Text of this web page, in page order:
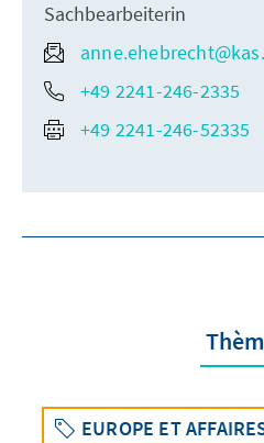
Sachbearbeiterin
+49 2241-246-2335
+49 2241-246-52335
EUROPE ET